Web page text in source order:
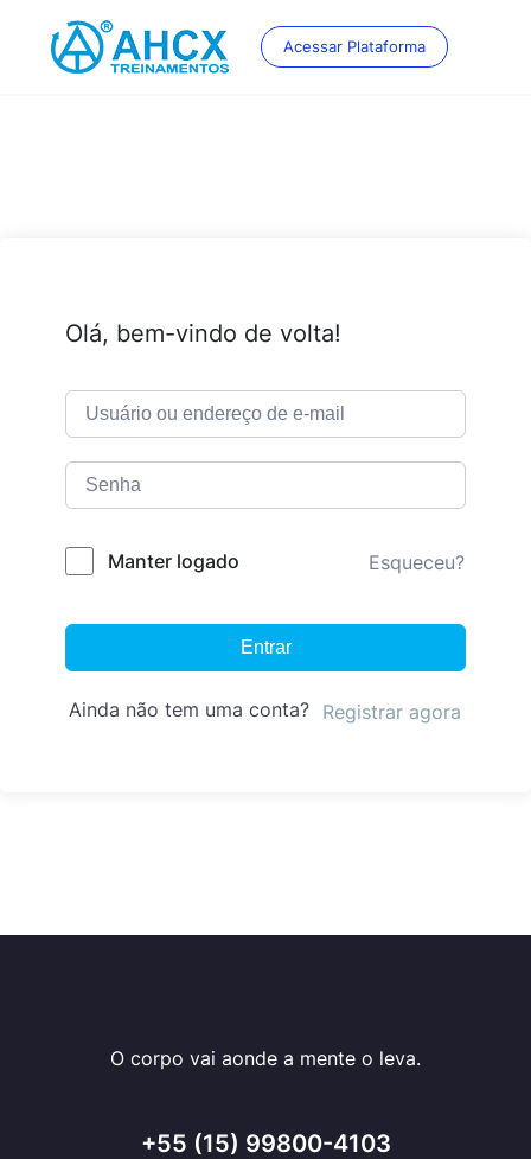
content
Acessar Plataforma
Olá, bem-vindo de volta!
Manter logado Esqueceu?
Entrar
Ainda não tem uma conta? Registrar agora
O corpo vai aonde a mente o leva.
+55 (15) 99800-4103